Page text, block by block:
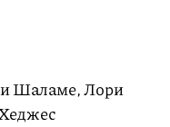
Шаламе, Лори